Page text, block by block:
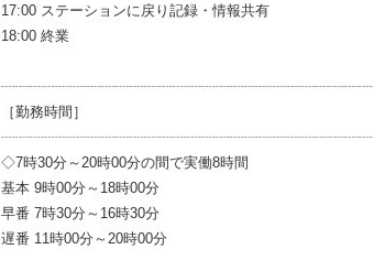
17:00 ステーションに戻り記録・情報共有
18:00 終業
┈┈┈┈┈┈┈┈┈┈┈┈┈┈┈┈┈┈┈┈┈┈┈┈┈┈
［勤務時間］
┈┈┈┈┈┈┈┈┈┈┈┈┈┈┈┈┈┈┈┈┈┈┈┈┈┈
◇7時30分～20時00分の間で実働8時間
基本 9時00分～18時00分
早番 7時30分～16時30分
遅番 11時00分～20時00分